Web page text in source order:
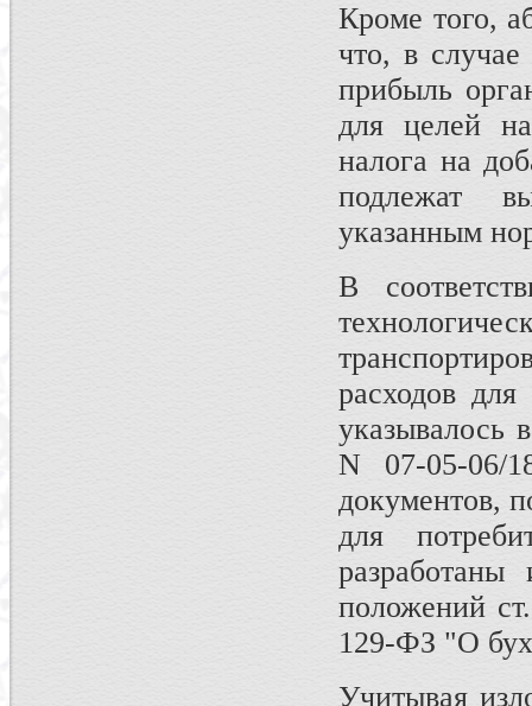
Кроме того,
что, в
прибыль
для целей
налога на
подлежат
указанным
В
расходов
указывалось
N 07-05-06/
документов,
для
положений
129-ФЗ "О
Учитывая